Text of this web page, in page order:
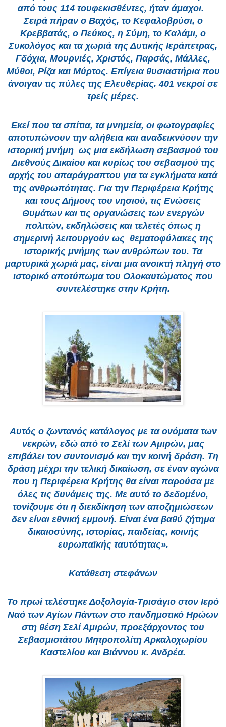
από τους 114 τουφεκισθέντες, ήταν άμαχοι.
Σειρά πήραν ο Βαχός, το Κεφαλοβρύσι, ο
Κρεββατάς, ο Πεύκος, η Σύμη, το Καλάμι, ο
Συκολόγος και τα χωριά της Δυτικής Ιεράπετρας,
Γδόχια, Μουρνιές, Χριστός, Παρσάς, Μάλλες,
Μύθοι, Ρίζα και Μύρτος. Επίγεια θυσιαστήρια που
άνοιγαν τις πύλες της Ελευθερίας. 401 νεκροί σε
τρείς μέρες.
Εκεί που τα σπίτια, τα μνημεία, οι φωτογραφίες
αποτυπώνουν την αλήθεια και αναδεικνύουν την
ιστορική μνήμη ως μια εκδήλωση σεβασμού του
Διεθνούς Δικαίου και κυρίως του σεβασμού της
αρχής του απαράγραπτου για τα εγκλήματα κατά
της ανθρωπότητας. Για την Περιφέρεια Κρήτης
και τους Δήμους του νησιού, τις Ενώσεις
Θυμάτων και τις οργανώσεις των ενεργών
πολιτών, εκδηλώσεις και τελετές όπως η
σημερινή λειτουργούν ως θεματοφύλακες της
ιστορικής μνήμης των ανθρώπων του. Τα
μαρτυρικά χωριά μας, είναι μια ανοικτή πληγή στο
ιστορικό αποτύπωμα του Ολοκαυτώματος που
συντελέστηκε στην Κρήτη.
Αυτός ο ζωντανός κατάλογος με τα ονόματα των
νεκρών, εδώ από το Σελί των Αμιρών, μας
επιβάλει τον συντονισμό και την κοινή δράση. Τη
δράση μέχρι την τελική δικαίωση, σε έναν αγώνα
που η Περιφέρεια Κρήτης θα είναι παρούσα με
όλες τις δυνάμεις της. Με αυτό το δεδομένο,
τονίζουμε ότι η διεκδίκηση των αποζημιώσεων
δεν είναι εθνική εμμονή. Είναι ένα βαθύ ζήτημα
δικαιοσύνης, ιστορίας, παιδείας, κοινής
ευρωπαϊκής ταυτότητας».
Κατάθεση στεφάνων
Το πρωί τελέστηκε Δοξολογία-Τρισάγιο στον Ιερό
Ναό των Αγίων Πάντων στο πανδημοτικό Ηρώων
στη θέση Σελί Αμιρών, προεξάρχοντος του
Σεβασμιοτάτου Μητροπολίτη Αρκαλοχωρίου
Καστελίου και Βιάννου κ. Ανδρέα.